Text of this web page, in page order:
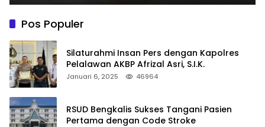
Pos Populer
Silaturahmi Insan Pers dengan Kapolres
Pelalawan AKBP Afrizal Asri, S.I.K.
Januari 6, 2025 46964
RSUD Bengkalis Sukses Tangani Pasien
Pertama dengan Code Stroke